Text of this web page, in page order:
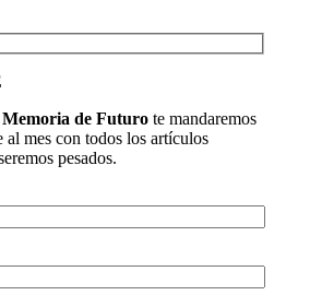
Memoria de Futuro te mandaremos
al mes con todos los artículos
pesados.